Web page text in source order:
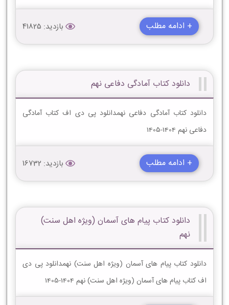
+ ادامه مطلب بازدید: 41825
دانلود کتاب آمادگی دفاعی نهم
دانلود کتاب آمادگی دفاعی نهمدانلود پی دی اف کتاب آمادگی
دفاعی نهم 1404-1405
+ ادامه مطلب بازدید: 16732
دانلود کتاب پیام های آسمان (ویژه اهل سنت)
نهم
دانلود کتاب پیام های آسمان (ویژه اهل سنت) نهمدانلود پی دی
اف کتاب پیام های آسمان (ویژه اهل سنت) نهم 1404-1405